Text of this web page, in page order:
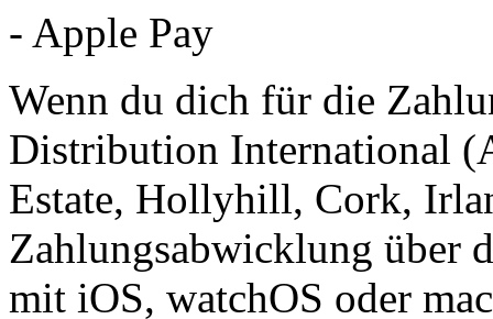
- Apple Pay
Wenn du dich für die
Distribution International
Estate, Hollyhill, Cork,
Zahlungsabwicklung über
mit iOS, watchOS oder